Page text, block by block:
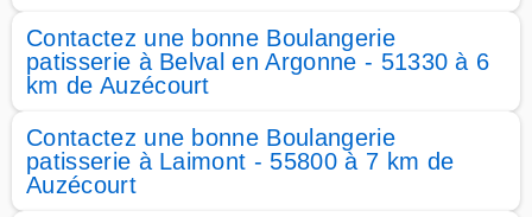
Contactez une bonne Boulangerie
patisserie à Belval en Argonne - 51330 à 6
km de Auzécourt
Contactez une bonne Boulangerie
patisserie à Laimont - 55800 à 7 km de
Auzécourt